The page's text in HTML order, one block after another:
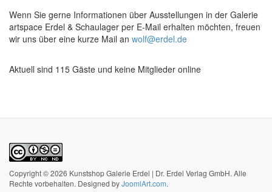
Wenn Sie gerne Informationen über Ausstellungen in der Galerie
artspace Erdel & Schaulager per E-Mail erhalten möchten, freuen
wir uns über eine kurze Mail an wolf@erdel.de
Aktuell sind 115 Gäste und keine Mitglieder online
Copyright © 2026 Kunstshop Galerie Erdel | Dr. Erdel Verlag GmbH. Alle
Rechte vorbehalten. Designed byJoomlArt.com.